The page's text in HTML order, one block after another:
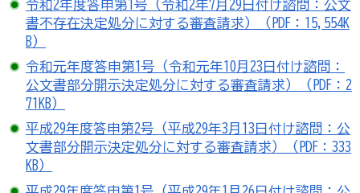
令和2年度答申第1号（令和2年7月29日付け諮問：公文
書不存在決定処分に対する審査請求）（PDF：15,554K
B）
令和元年度答申第1号（令和元年10月23日付け諮問：
公文書部分開示決定処分に対する審査請求）（PDF：2
71KB）
平成29年度答申第2号（平成29年3月13日付け諮問：公
文書部分開示決定処分に対する審査請求）（PDF：333
KB）